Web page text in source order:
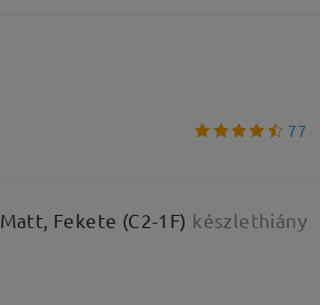
77
Matt, Fekete (C2-1F) készlethiány